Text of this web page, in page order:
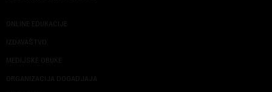
ONLINE EDUKACIJE
IZDAVAŠTVO
MEDIJSKE OBUKE
ORGANIZACIJA DOGADJAJA